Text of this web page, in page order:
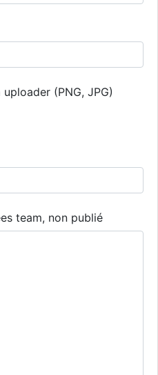
(PNG, JPG)
team, non publié